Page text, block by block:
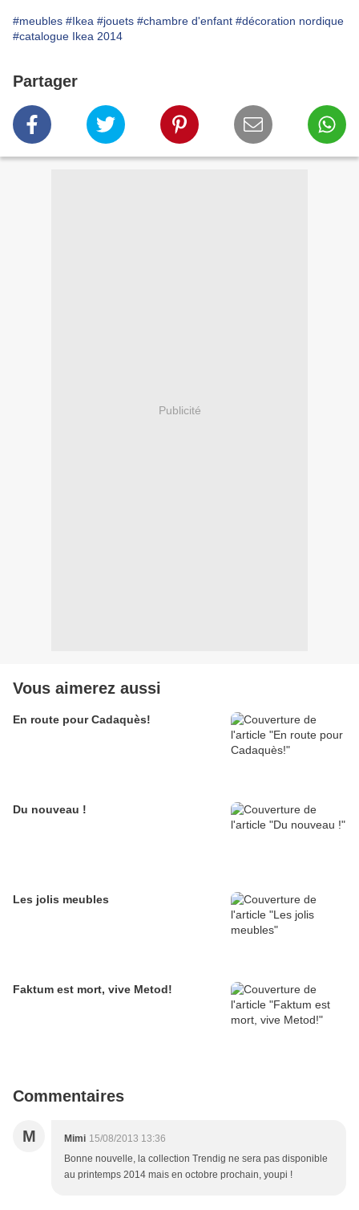
#meubles #Ikea #jouets #chambre d'enfant #décoration nordique
#catalogue Ikea 2014
Partager
Publicité
Vous aimerez aussi
En route pour Cadaquès!
Du nouveau !
Les jolis meubles
Faktum est mort, vive Metod!
Commentaires
M Mimi 15/08/2013 13:36
Bonne nouvelle, la collection Trendig ne sera pas disponible
au printemps 2014 mais en octobre prochain, youpi !